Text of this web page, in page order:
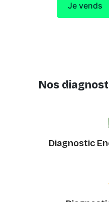
Je vends
Nos
Diagnostic